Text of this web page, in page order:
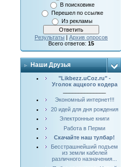
В поисковике
Перешел по ссылке
Из рекламы
Результаты | Архив опросов
Всего ответов: 15
Наши Друзья
"Likbezz.uCoz.ru" -
Уголок аццкого кодера
Экономный интернет!!!
20 идей для дня рождения
Электронные книги
Работа в Перми
Скачайте наш тулбар!
Бесстрашнейший подъем
из земли кабелей
различного назначения...